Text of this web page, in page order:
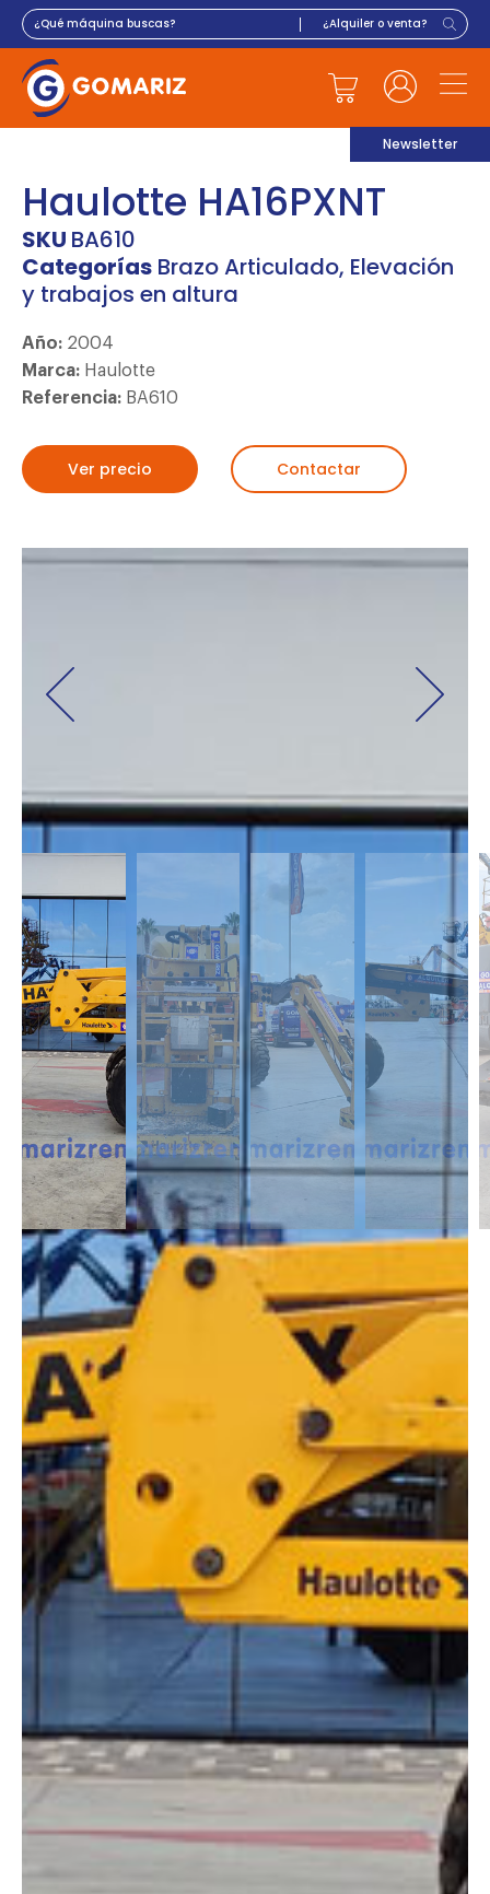
Newsletter
Haulotte HA16PXNT
SKU BA610
Categorías Brazo Articulado, Elevación
y trabajos en altura
Año: 2004
Marca: Haulotte
Referencia: BA610
Ver precio Contactar
DESCRIPCIÓN
Las Articuladas Diésel son muy útil para trabajos en exterior ya que son
capaces de moverse en casi cualquier terreno y superar pendientes con
un desnivel notable. Capaces de alcanzar alturas de 12m a 43m.
DIMENSIONES
Altura: 16 metros
Altura plataforma:
Altura de trabajo:
16 m
Alcance lateral:9.10 m
Altura almacenaje:2.30 m
ESPECIFICACIONES TÉCNICAS
230 kg